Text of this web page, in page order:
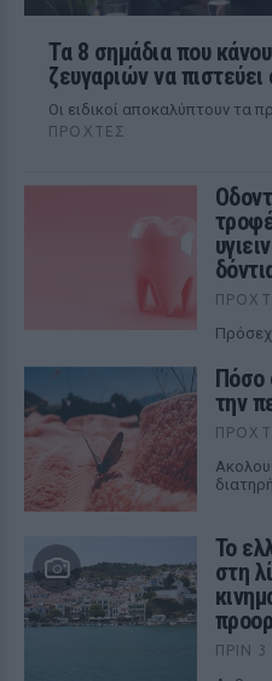
Τα 8 σημάδια που
ζευγαριών να
Οι ειδικοί αποκαλύπτουν τα
ΠΡΟΧΤΈΣ
Πόσο
την
Το
στη
ΠΡΙΝ